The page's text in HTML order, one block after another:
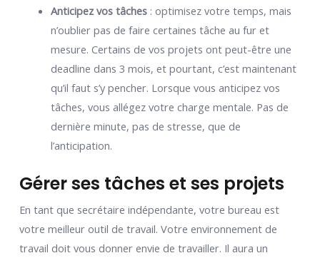
Anticipez vos tâches: optimisez votre temps, mais
n’oublier pas de faire certaines tâche au fur et
mesure. Certains de vos projets ont peut-être une
deadline dans 3 mois, et pourtant, c’est maintenant
qu’il faut s’y pencher. Lorsque vous anticipez vos
tâches, vous allégez votre charge mentale. Pas de
dernière minute, pas de stresse, que de
l’anticipation.
Gérer ses tâches et ses projets
En tant que secrétaire indépendante, votre bureau est
votre meilleur outil de travail. Votre environnement de
travail doit vous donner envie de travailler. Il aura un